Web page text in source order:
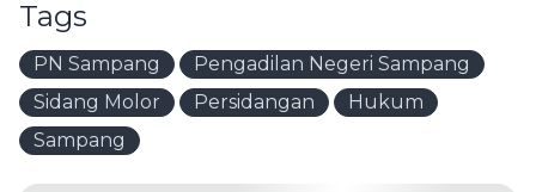
Tags
PN Sampang
Pengadilan Negeri Sampang
Sidang Molor
Persidangan
Hukum
Sampang